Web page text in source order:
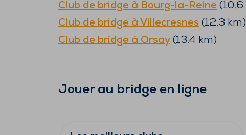
Club de bridge à Bourg-la-Reine (10.6
Club de bridge à Villecresnes (12.3 km)
Club de bridge à Orsay (13.4 km)
Jouer au bridge en ligne